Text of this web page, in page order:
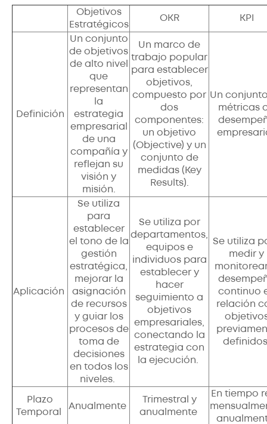
Objetivos
Estratégicos
OKR KPI
Definición
Un conjunto
de objetivos
de alto nivel
que
representan
la
estrategia
empresarial
de una
compañía y
reflejan su
visión y
misión.
Un marco de
trabajo popular
para establecer
objetivos,
compuesto por
dos
componentes:
un objetivo
(Objective) y un
conjunto de
medidas (Key
Results).
Un
métricas
Aplicación
Se utiliza
para
establecer
el tono de la
gestión
estratégica,
mejorar la
asignación
de recursos
y guiar los
procesos de
toma de
decisiones
en todos los
niveles.
Se utiliza por
departamentos,
equipos e
individuos para
establecer y
hacer
seguimiento a
objetivos
empresariales,
conectando la
estrategia con
la ejecución.
Se utiliza
medir y
continuo
relación
Plazo
Temporal
Anualmente
Trimestral y
anualmente
En tiempo